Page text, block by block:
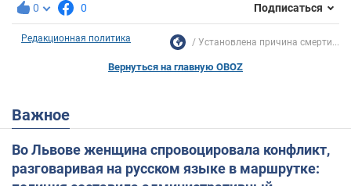
0 0 Подписаться
Редакционная политика Установлена причина смерти...
Вернуться на главную OBOZ
Важное
Во Львове женщина спровоцировала конфликт,
разговаривая на русском языке в маршрутке: